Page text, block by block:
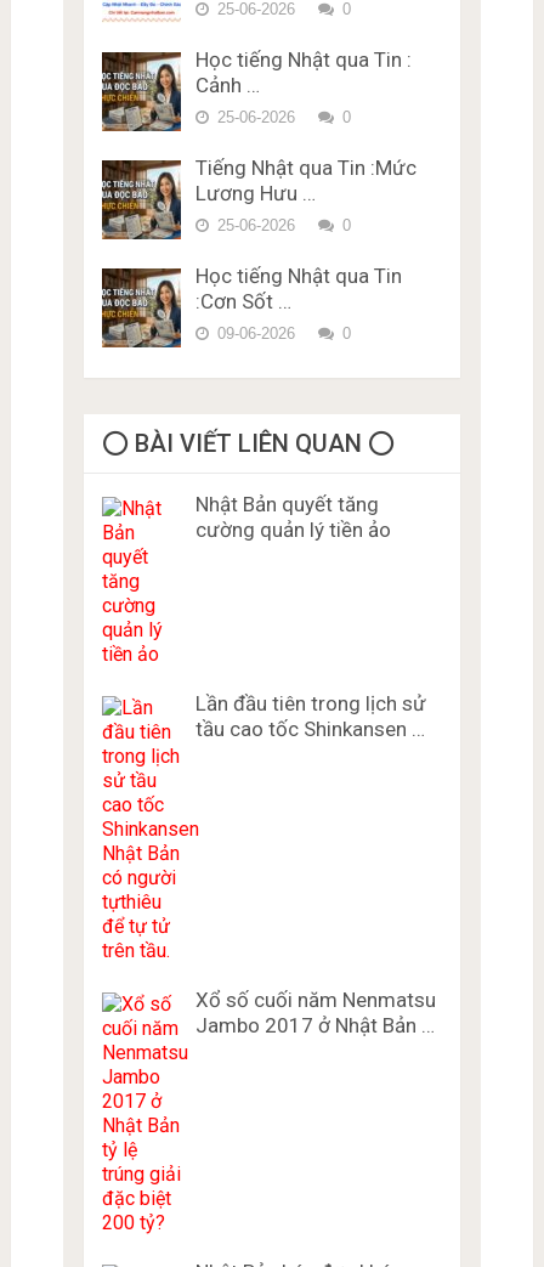
bằng lái xe ở Nhật Bản Miễn
Đề thi trắc nghiệm Lý thuyết
bằng lái xe ở Nhật Bản Miễn
Phí Karimen 10 câu Đề 5
Trắc nghiệm JLPT N1 Từ
Vựng – Chữ Hán Đề 15
25-06-2026 0
Học tiếng Nhật qua Tin :
Cảnh …
25-06-2026 0
Tiếng Nhật qua Tin :Mức
Lương Hưu …
25-06-2026 0
Học tiếng Nhật qua Tin
:Cơn Sốt …
09-06-2026 0
⭕️ BÀI VIẾT LIÊN QUAN ⭕️
Nhật Bản quyết tăng
cường quản lý tiền ảo
Lần đầu tiên trong lịch sử
tầu cao tốc Shinkansen …
Xổ số cuối năm Nenmatsu
Jambo 2017 ở Nhật Bản …